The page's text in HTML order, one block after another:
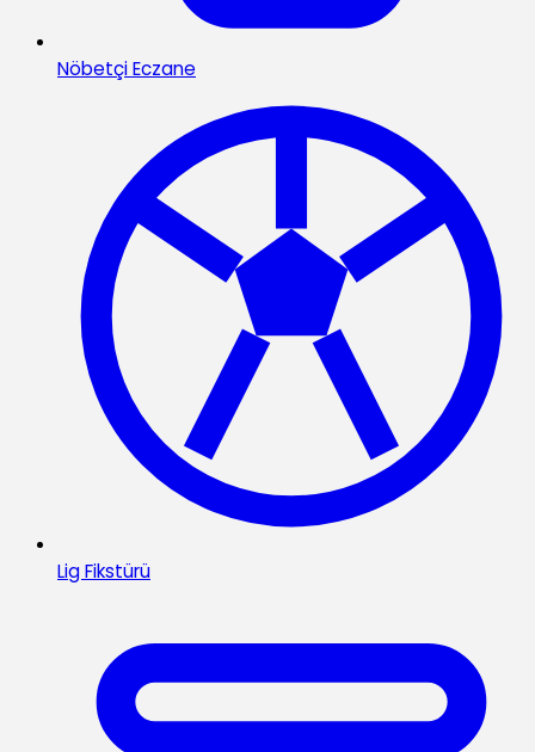
Nöbetçi Eczane
Lig Fikstürü